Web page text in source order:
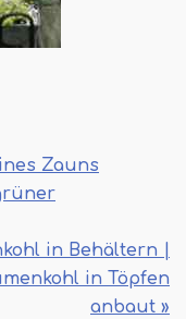
Zauns
in Behältern |
in Töpfen
anbaut »